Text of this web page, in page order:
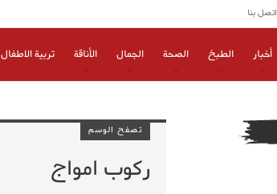
اتصل بنا
أخبار الطبخ الصحة الجمال الأناقة تربية الاطفال
تصفح الوسم
ركوب امواج